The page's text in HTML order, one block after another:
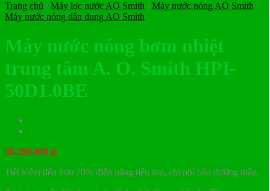
Trang chủ / Máy lọc nước AO Smith / Máy nước nóng AO Smith /
Máy nước nóng dân dụng AO Smith
Máy nước nóng bơm nhiệt
trung tâm A. O. Smith HPI-
50D1.0BE
66.200.000 ₫
Tiết kiệm đến hơn 70% điện năng tiêu thụ, chi phí bảo dưỡng thấp.